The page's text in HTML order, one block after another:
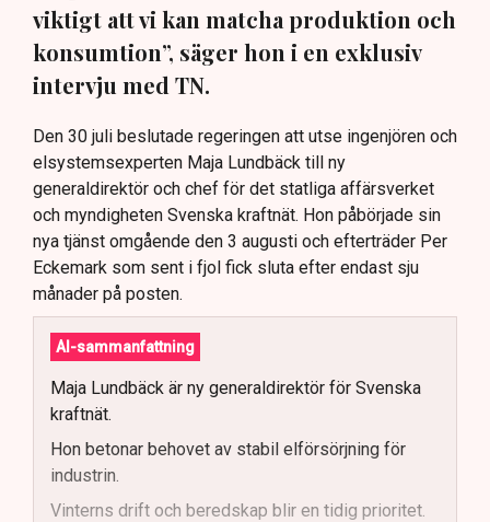
viktigt att vi kan matcha produktion och
konsumtion”, säger hon i en exklusiv
intervju med TN.
Den 30 juli beslutade regeringen att utse ingenjören och
elsystemsexperten Maja Lundbäck till ny
generaldirektör och chef för det statliga affärsverket
och myndigheten Svenska kraftnät. Hon påbörjade sin
nya tjänst omgående den 3 augusti och efterträder Per
Eckemark som sent i fjol fick sluta efter endast sju
månader på posten.
AI-sammanfattning
Maja Lundbäck är ny generaldirektör för Svenska
kraftnät.
Hon betonar behovet av stabil elförsörjning för
industrin.
Vinterns drift och beredskap blir en tidig prioritet.